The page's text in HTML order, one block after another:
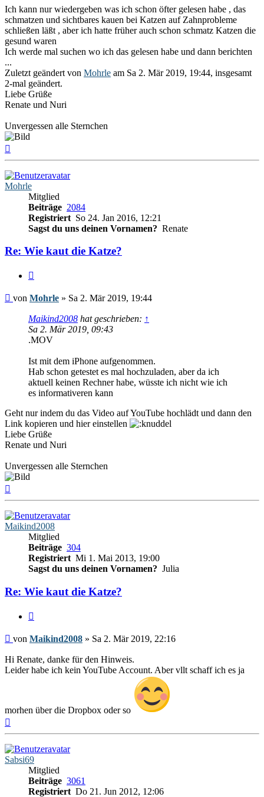
Ich kann nur wiedergeben was ich schon öfter gelesen habe , das
schmatzen und sichtbares kauen bei Katzen auf Zahnprobleme
schließen läßt , aber ich hatte früher auch schon schmatz Katzen die
gesund waren
Ich werde mal suchen wo ich das gelesen habe und dann berichten
...
Zuletzt geändert von Mohrle am Sa 2. Mär 2019, 19:44, insgesamt
2-mal geändert.
Liebe Grüße
Renate und Nuri
Unvergessen alle Sternchen
Mohrle
Mitglied
Beiträge 2084
Registriert So 24. Jan 2016, 12:21
Sagst du uns deinen Vornamen? Renate
Re: Wie kaut die Katze?
Beitrag
von Mohrle » Sa 2. Mär 2019, 19:44
Maikind2008 hat geschrieben: ↑
Sa 2. Mär 2019, 09:43
.MOV
Ist mit dem iPhone aufgenommen.
Hab schon getestet es mal hochzuladen, aber da ich
aktuell keinen Rechner habe, wüsste ich nicht wie ich
es informativeren kann
Geht nur indem du das Video auf YouTube hochlädt und dann den
Link kopieren und hier einstellen
Liebe Grüße
Renate und Nuri
Unvergessen alle Sternchen
Maikind2008
Mitglied
Beiträge 304
Registriert Mi 1. Mai 2013, 19:00
Sagst du uns deinen Vornamen? Julia
Re: Wie kaut die Katze?
Beitrag
von Maikind2008 » Sa 2. Mär 2019, 22:16
Hi Renate, danke für den Hinweis.
Leider habe ich kein YouTube Account. Aber vllt schaff ich es ja
morhen über die Dropbox oder so
Sabsi69
Mitglied
Beiträge 3061
Registriert Do 21. Jun 2012, 12:06